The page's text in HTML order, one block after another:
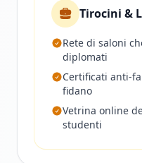
Tirocini &
Rete di saloni
diplomati
Certificati
fidano
Vetrina online
studenti